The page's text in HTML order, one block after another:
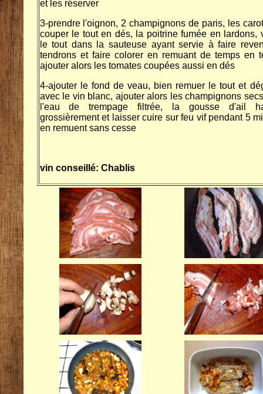
et les réserver
3-prendre l'oignon, 2 champignons de paris, les
couper le tout en dés, la poitrine fumée en lardons,
le tout dans la sauteuse ayant servie à faire
tendrons et faire colorer en remuant de temps en
ajouter alors les tomates coupées aussi en dés
4-ajouter le fond de veau, bien remuer le tout et
avec le vin blanc, ajouter alors les champignons
l'eau de trempage filtrée, la gousse d'ail
grossièrement et laisser cuire sur feu vif pendant 5
en remuent sans cesse
vin conseillé: Chablis